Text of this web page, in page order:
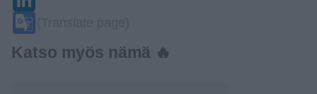
Katso myös nämä 🔥